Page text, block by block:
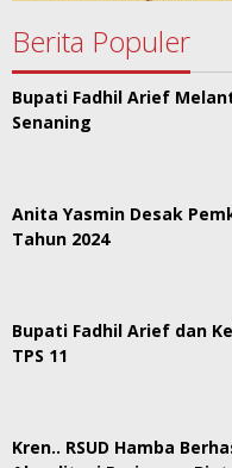
Berita Populer
Bupati Fadhil Arief
Senaning
Anita Yasmin Desak
Tahun 2024
Bupati Fadhil Arief dan
TPS 11
Kren.. RSUD Hamba